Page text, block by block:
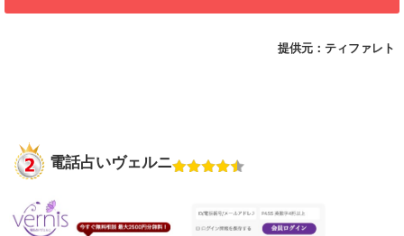
提供元：ティファレト
電話占いヴェルニ